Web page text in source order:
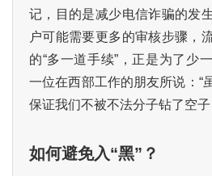
登录
投稿
记，目的是减少电信诈骗的发
户可能需要更多的审核步骤，
的“多一道手续”，正是为了少
一位在西部工作的朋友所说：“
保证我们不被不法分子钻了空
如何避免入“黑”？